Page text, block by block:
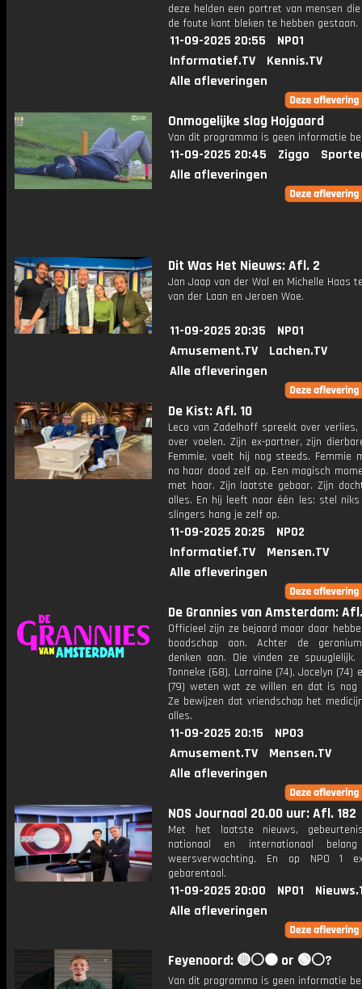
deze helden een portret van mensen
de foute kant bleken te hebben gestaan.
11-09-2025 20:55
NPO1
Informatief.TV
Kennis.TV
Alle afleveringen
Onmogelijke slag Hojgaard
Van dit programma is geen informatie
11-09-2025 20:45 Ziggo
Alle afleveringen
Dit Was Het Nieuws: Afl. 2
Jan Jaap van der Wal en Michelle Haas
van der Laan en Jeroen Woe.
11-09-2025 20:35
NPO1
Amusement.TV
Lachen.TV
Alle afleveringen
De Kist: Afl. 10
Leco van Zadelhoff spreekt over
over voelen. Zijn ex-partner, zijn
Femmie, voelt hij nog steeds. Femmie
na haar dood zelf op. Een magisch
met haar. Zijn laatste gebaar. Zijn
alles. En hij leeft naar één les: stel
slingers hang je zelf op.
11-09-2025 20:25
NPO2
Informatief.TV
Mensen.TV
Alle afleveringen
De Grannies van Amsterdam:
Officieel zijn ze bejaard maar daar
boodschap aan. Achter de
denken aan. Die vinden ze spuuglelijk.
Tonneke (68), Lorraine (74), Jocelyn (74)
(79) weten wat ze willen en dat is nog
Ze bewijzen dat vriendschap het
alles.
11-09-2025 20:15
NPO3
Amusement.TV
Mensen.TV
Alle afleveringen
NOS Journaal 20.00 uur: Afl. 182
Met het laatste nieuws,
nationaal en internationaal
weersverwachting. En op NPO 1
gebarentaal.
11-09-2025 20:00 NPO1
Alle afleveringen
Feyenoord: 🔴⚪️⚫️ or 🟢⚪️?
Van dit programma is geen informatie